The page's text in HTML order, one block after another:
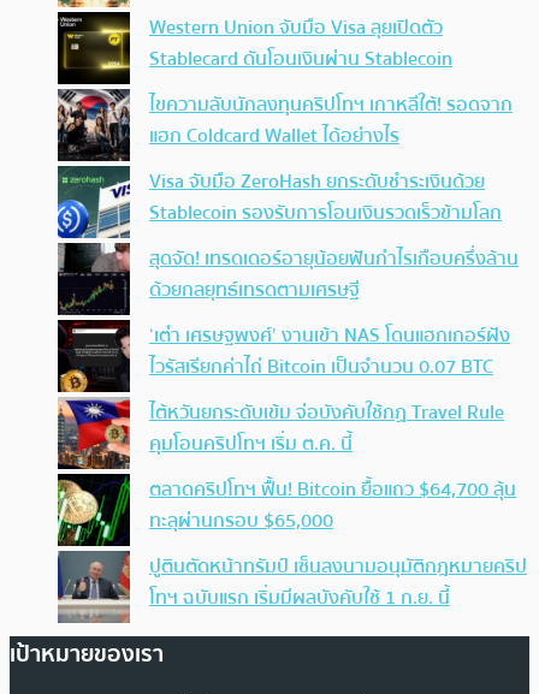
Western Union จับมือ Visa ลุยเปิดตัว
Stablecard ดันโอนเงินผ่าน Stablecoin
ไขความลับนักลงทุนคริปโทฯ เกาหลีใต้! รอดจาก
แฮก Coldcard Wallet ได้อย่างไร
Visa จับมือ ZeroHash ยกระดับชำระเงินด้วย
Stablecoin รองรับการโอนเงินรวดเร็วข้ามโลก
สุดจัด! เทรดเดอร์อายุน้อยฟันกำไรเกือบครึ่งล้าน
ด้วยกลยุทธ์เทรดตามเศรษฐี
‘เต๋า เศรษฐพงศ์’ งานเข้า NAS โดนแฮกเกอร์ฝัง
ไวรัสเรียกค่าไถ่ Bitcoin เป็นจำนวน 0.07 BTC
ไต้หวันยกระดับเข้ม จ่อบังคับใช้กฏ Travel Rule
คุมโอนคริปโทฯ เริ่ม ต.ค. นี้
ตลาดคริปโทฯ ฟื้น! Bitcoin ยื้อแถว $64,700 ลุ้น
ทะลุผ่านกรอบ $65,000
ปูตินตัดหน้าทรัมป์ เซ็นลงนามอนุมัติกฎหมายคริป
โทฯ ฉบับแรก เริ่มมีผลบังคับใช้ 1 ก.ย. นี้
เป้าหมายของเรา